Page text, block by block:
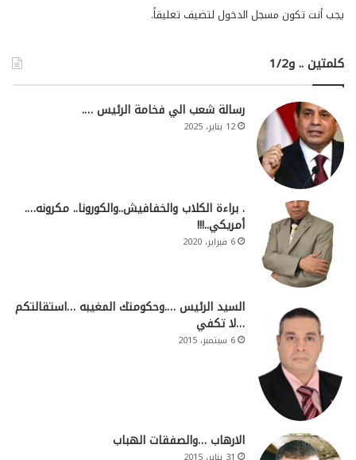
يجب أنت تكون مسجل الدخول لتضيف تعليقاً.
كلمتين .. و1/2
رسالة شعب الي فخامة الرئيس ….
12 يناير، 2025
. براءة الكلاب والخفافيش..والكورونا.. مكرونه….
أمريكي..!!!
6 فبراير، 2020
السيد الرئيس ….وحكومتك المغيبه …استقالتكم
…لا تكفي
6 سبتمبر، 2015
الارهاب …والصفقات الهباب